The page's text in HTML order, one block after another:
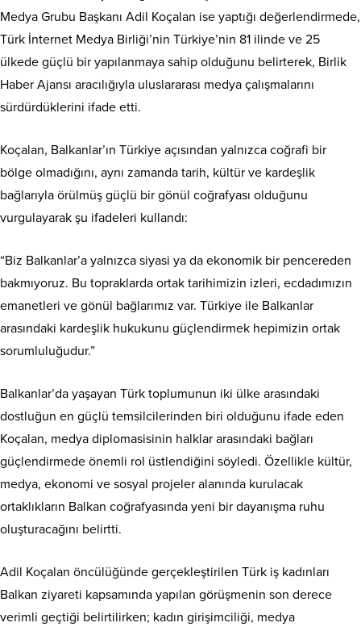
Medya Grubu Başkanı Adil Koçalan ise yaptığı değerlendirmede,
Türk İnternet Medya Birliği’nin Türkiye’nin 81 ilinde ve 25
ülkede güçlü bir yapılanmaya sahip olduğunu belirterek, Birlik
Haber Ajansı aracılığıyla uluslararası medya çalışmalarını
sürdürdüklerini ifade etti.
Koçalan, Balkanlar’ın Türkiye açısından yalnızca coğrafi bir
bölge olmadığını, aynı zamanda tarih, kültür ve kardeşlik
bağlarıyla örülmüş güçlü bir gönül coğrafyası olduğunu
vurgulayarak şu ifadeleri kullandı:
“Biz Balkanlar’a yalnızca siyasi ya da ekonomik bir pencereden
bakmıyoruz. Bu topraklarda ortak tarihimizin izleri, ecdadımızın
emanetleri ve gönül bağlarımız var. Türkiye ile Balkanlar
arasındaki kardeşlik hukukunu güçlendirmek hepimizin ortak
sorumluluğudur.”
Balkanlar’da yaşayan Türk toplumunun iki ülke arasındaki
dostluğun en güçlü temsilcilerinden biri olduğunu ifade eden
Koçalan, medya diplomasisinin halklar arasındaki bağları
güçlendirmede önemli rol üstlendiğini söyledi. Özellikle kültür,
medya, ekonomi ve sosyal projeler alanında kurulacak
ortaklıkların Balkan coğrafyasında yeni bir dayanışma ruhu
oluşturacağını belirtti.
Adil Koçalan öncülüğünde gerçekleştirilen Türk iş kadınları
Balkan ziyareti kapsamında yapılan görüşmenin son derece
verimli geçtiği belirtilirken; kadın girişimciliği, medya